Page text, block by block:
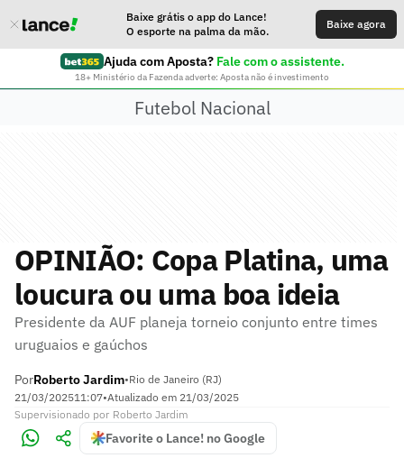
Baixe grátis o app do Lance!
O esporte na palma da mão.
Baixe agora
Ajuda com Aposta? Fale com o assistente.
18+ Ministério da Fazenda adverte: Aposta não é investimento
Futebol Nacional
OPINIÃO: Copa Platina, uma
loucura ou uma boa ideia
Presidente da AUF planeja torneio conjunto entre times
uruguaios e gaúchos
PorRoberto Jardim•Rio de Janeiro (RJ)
21/03/202511:07•Atualizado em 21/03/2025
Supervisionado por Roberto Jardim
Favorite o Lance! no Google